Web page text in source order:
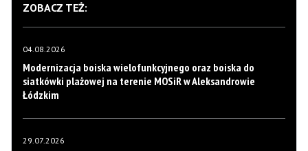
ZOBACZ TEŻ:
04.08.2026
Modernizacja boiska wielofunkcyjnego oraz boiska do
siatkówki plażowej na terenie MOSiR w Aleksandrowie
Łódzkim
29.07.2026